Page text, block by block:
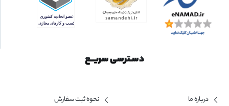
دسـترسی سریــع
درباره ما
نحوه ثبت سفارش